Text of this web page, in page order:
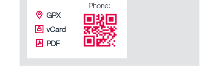
GPX
vCard
PDF
Phone: